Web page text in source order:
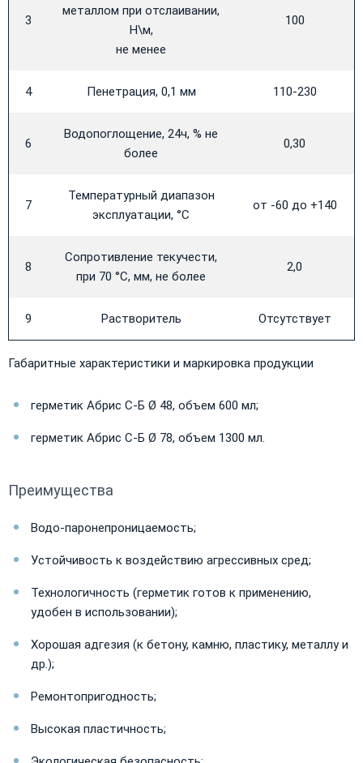
3
металлом при отслаивании,
Н\м,
не менее
100
4 Пенетрация, 0,1 мм 110-230
6
Водопоглощение, 24ч, % не
более
0,30
7
Температурный диапазон
эксплуатации, °С
от -60 до +140
8
Сопротивление текучести,
при 70 °С, мм, не более
2,0
9 Растворитель Отсутствует
​Габаритные характеристики и маркировка продукции
герметик Абрис С-Б Ø 48, объем 600 мл;
герметик Абрис С-Б Ø 78, объем 1300 мл.
​Преимущества
Водо-паронепроницаемость;
Устойчивость к воздействию агрессивных сред;
Технологичность (герметик готов к применению,
удобен в использовании);
Хорошая адгезия (к бетону, камню, пластику, металлу и
др.);
Ремонтопригодность;
Высокая пластичность;